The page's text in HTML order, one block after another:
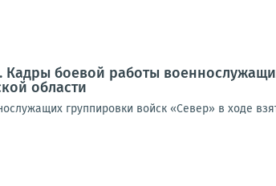
Кадры боевой работы
области
группировки войск «Север» в ходе